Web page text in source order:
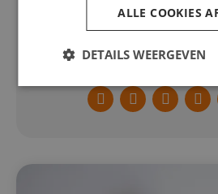
Facebook
Twitter
Solliciteer
Voeg toe aan
ALLE COOKIES
DETAILS WEERGEVEN